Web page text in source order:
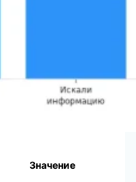
Значение